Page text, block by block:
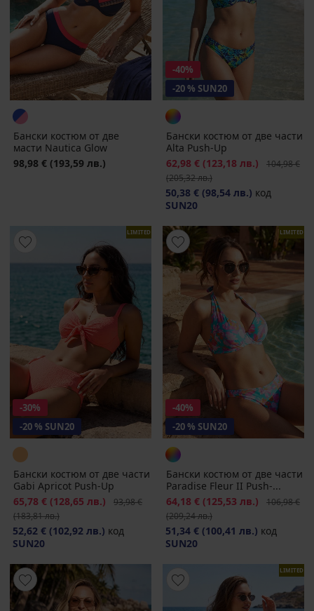
Бански костюм от две
масти Nautica Glow
98,98 € (193,59 лв.)
-40%
-20 % SUN20
Бански костюм от две части
Alta Push-Up
Намаление
62,98 € (123,18 лв.)
104,98 €
(205,32 лв.)
50,38 € (98,54 лв.) код
SUN20
LIMITED
-30%
-20 % SUN20
Бански костюм от две части
Gabi Apricot Push-Up
Намаление
65,78 € (128,65 лв.) Първоначална цена
93,98 €
(183,81 лв.)
52,62 € (102,92 лв.) код
SUN20
LIMITED
-40%
-20 % SUN20
Бански костюм от две части
Paradise Fleur II Push-...
Намаление
64,18 € (125,53 лв.)
106,98 €
(209,24 лв.)
51,34 € (100,41 лв.) код
SUN20
LIMITED